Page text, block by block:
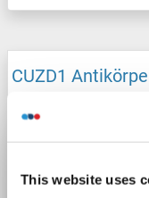
This website uses
CUZD1
Produktnummer